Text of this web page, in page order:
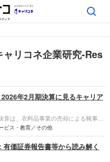
リコネ企業研究-Res
年2月期決算に見るキャリア
は、衣料品事業の売却による靴事業
ットシューズ」の500万足突破が鮮明
チヨダなのか？」「転職希望者がどの
えるのか」を整理します。
ビス・教育／その他
価証券報告書等から読み解く